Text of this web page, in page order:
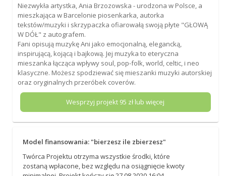
Niezwykła artystka, Ania Brzozowska - urodzona w Polsce, a
mieszkająca w Barcelonie piosenkarka, autorka
tekstów/muzyki i skrzypaczka ofiarowałą swoją płyte "GŁOWĄ
W DÓŁ" z autografem.
Fani opisują muzykę Ani jako emocjonalną, elegancką,
inspirującą, kojącą i bajkową. Jej muzyka to eteryczna
mieszanka łącząca wpływy soul, pop-folk, world, celtic, i neo
klasyczne. Możesz spodziewać się mieszanki muzyki autorskiej
oraz oryginalnych przeróbek coverów.
Wesprzyj projekt 95 zł lub więcej
Model finansowania: "bierzesz ile zbierzesz"
Twórca Projektu otrzyma wszystkie środki, które
zostaną wpłacone, bez względu na osiągnięcie kwoty